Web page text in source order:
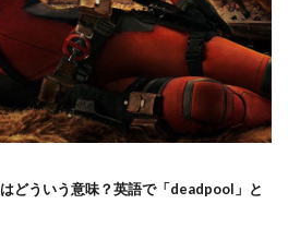
どういう意味？英語で「deadpool」と